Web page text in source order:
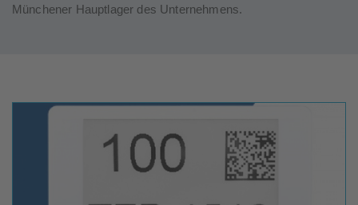
Münchener Hauptlager des Unternehmens.